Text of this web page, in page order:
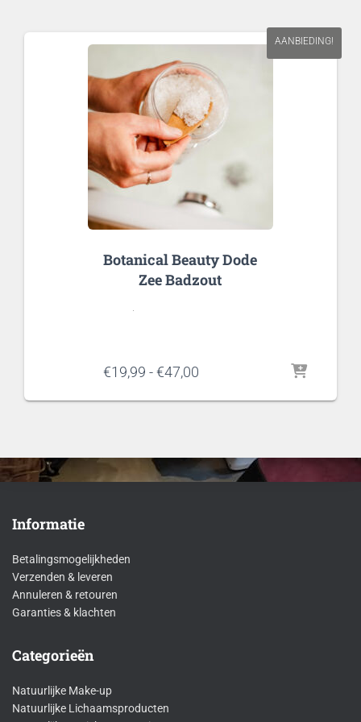
AANBIEDING!
Botanical Beauty Dode
Zee Badzout
€19,99 -€47,00
tot
Informatie
Betalingsmogelijkheden
Verzenden & leveren
Annuleren & retouren
Garanties & klachten
Categorieën
Natuurlijke Make-up
Natuurlijke Lichaamsproducten